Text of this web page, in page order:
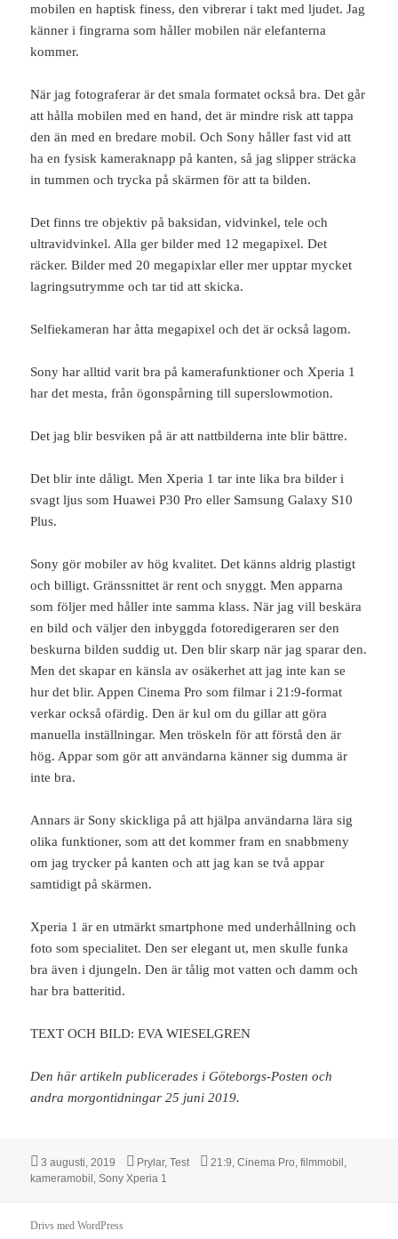
mobilen en haptisk finess, den vibrerar i takt med ljudet. Jag
känner i fingrarna som håller mobilen när elefanterna
kommer.
När jag fotograferar är det smala formatet också bra. Det går
att hålla mobilen med en hand, det är mindre risk att tappa
den än med en bredare mobil. Och Sony håller fast vid att
ha en fysisk kameraknapp på kanten, så jag slipper sträcka
in tummen och trycka på skärmen för att ta bilden.
Det finns tre objektiv på baksidan, vidvinkel, tele och
ultravidvinkel. Alla ger bilder med 12 megapixel. Det
räcker. Bilder med 20 megapixlar eller mer upptar mycket
lagringsutrymme och tar tid att skicka.
Selfiekameran har åtta megapixel och det är också lagom.
Sony har alltid varit bra på kamerafunktioner och Xperia 1
har det mesta, från ögonspårning till superslowmotion.
Det jag blir besviken på är att nattbilderna inte blir bättre.
Det blir inte dåligt. Men Xperia 1 tar inte lika bra bilder i
svagt ljus som Huawei P30 Pro eller Samsung Galaxy S10
Plus.
Sony gör mobiler av hög kvalitet. Det känns aldrig plastigt
och billigt. Gränssnittet är rent och snyggt. Men apparna
som följer med håller inte samma klass. När jag vill beskära
en bild och väljer den inbyggda fotoredigeraren ser den
beskurna bilden suddig ut. Den blir skarp när jag sparar den.
Men det skapar en känsla av osäkerhet att jag inte kan se
hur det blir. Appen Cinema Pro som filmar i 21:9-format
verkar också ofärdig. Den är kul om du gillar att göra
manuella inställningar. Men tröskeln för att förstå den är
hög. Appar som gör att användarna känner sig dumma är
inte bra.
Annars är Sony skickliga på att hjälpa användarna lära sig
olika funktioner, som att det kommer fram en snabbmeny
om jag trycker på kanten och att jag kan se två appar
samtidigt på skärmen.
Xperia 1 är en utmärkt smartphone med underhållning och
foto som specialitet. Den ser elegant ut, men skulle funka
bra även i djungeln. Den är tålig mot vatten och damm och
har bra batteritid.
TEXT OCH BILD: EVA WIESELGREN
Den här artikeln publicerades i Göteborgs-Posten och
andra morgontidningar 25 juni 2019.
Postat
3 augusti, 2019 Kategorier
Prylar,Test Taggar
21:9 ,Cinema Pro ,filmmobil
kameramobil ,Sony Xperia 1
Drivs med WordPress